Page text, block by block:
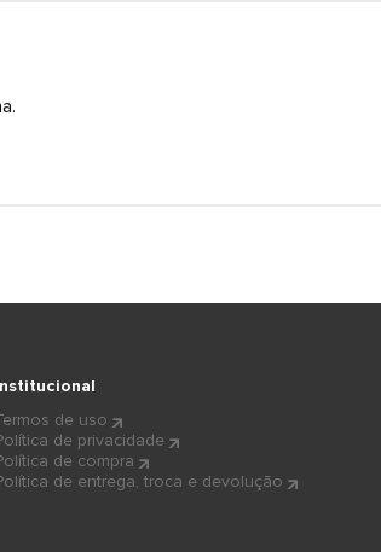
de uso
de privacidade
de compra
de entrega, troca e devolução